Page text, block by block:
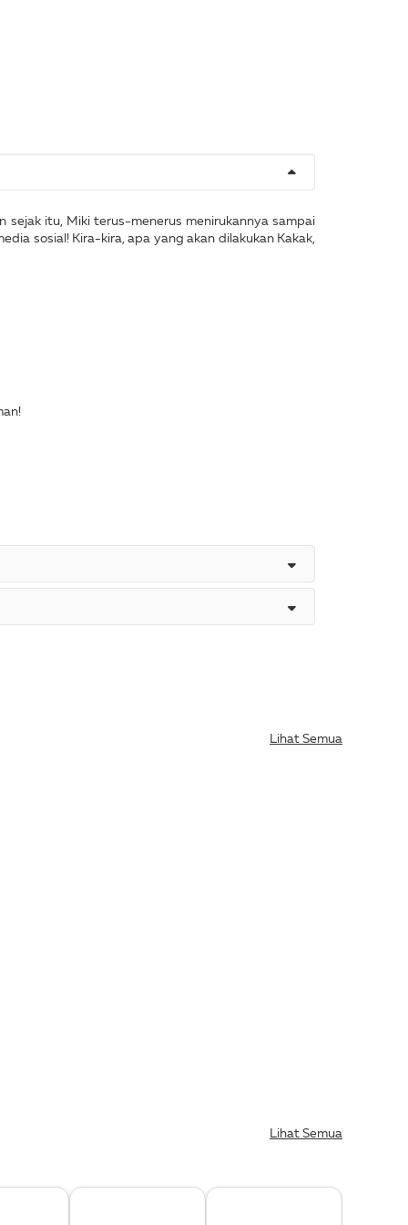
sejak itu, Miki terus-menerus menirukannya sampai
sosial! Kira-kira, apa yang akan dilakukan Kakak,
Lihat Semua
Lihat Semua